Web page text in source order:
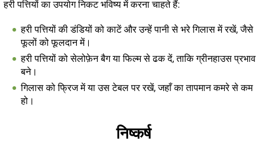
हरी पत्तियों का उपयोग निकट भविष्य में करना चाहते हैं:
हरी पत्तियों की डंडियों को काटें और उन्हें पानी से भरे गिलास में रखें, जैसे
फूलों को फूलदान में।
हरी पत्तियों को सेलोफ़ेन बैग या फिल्म से ढक दें, ताकि ग्रीनहाउस प्रभाव
बने।
गिलास को फ्रिज में या उस टेबल पर रखें, जहाँ का तापमान कमरे से कम
हो।
निष्कर्ष